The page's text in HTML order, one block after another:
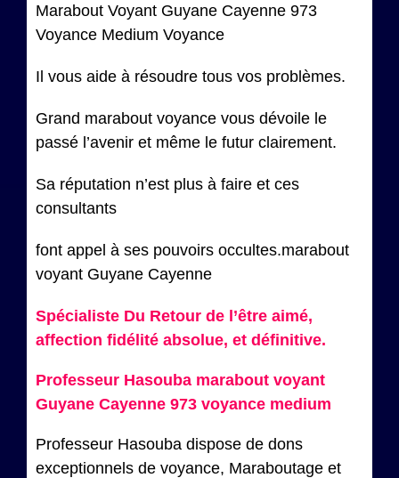
Marabout Voyant Guyane Cayenne 973
Voyance Medium Voyance
Il vous aide à résoudre tous vos problèmes.
Grand marabout voyance vous dévoile le
passé l’avenir et même le futur clairement.
Sa réputation n’est plus à faire et ces
consultants
font appel à ses pouvoirs occultes.marabout
voyant Guyane Cayenne
Spécialiste Du Retour de l’être aimé,
affection fidélité absolue, et définitive.
Professeur Hasouba marabout voyant
Guyane Cayenne 973 voyance medium
Professeur Hasouba dispose de dons
exceptionnels de voyance, Maraboutage et